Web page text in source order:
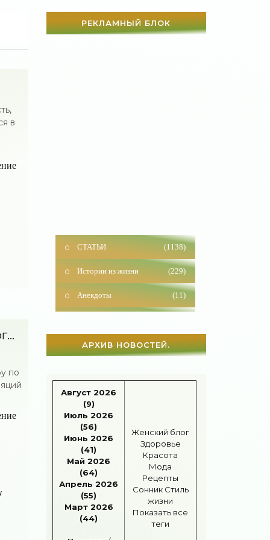
в
по
РЕКЛАМНЫЙ БЛОК
Наши дети (1813)
Бизнес
Рецепты
Шоппинг (47)
Диеты (1205)
Отдых
Здоровье (1531)
АРХИВ НОВОСТЕЙ.
Август 2026
(9)
Июль 2026
(56)
Июнь 2026
(41)
Май 2026
(64)
Апрель 2026
(55)
Март 2026
(44)
Женский блог
Здоровье
Красота
Мода
Рецепты
Сонник Стиль
жизни
Показать все
теги